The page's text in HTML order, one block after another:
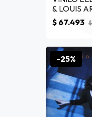
& LOUIS
$ 67.493
-25%